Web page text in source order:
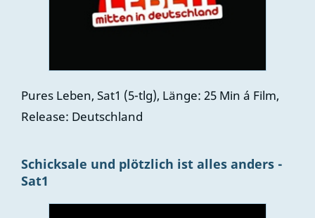
Pures Leben, Sat1 (5-tlg), Länge: 25 Min á Film,
Release: Deutschland
Schicksale und plötzlich ist alles anders -
Sat1